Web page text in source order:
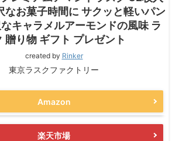
なお菓子時間に サクッと軽いパン
キャラメルアーモンドの風味 ラ
贈り物 ギフト プレゼント
created by Rinker
東京ラスクファクトリー
Amazon
楽天市場